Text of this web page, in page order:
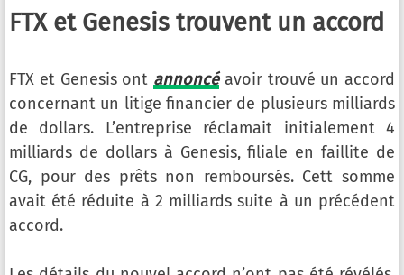
FTX et Genesis trouvent un accord
FTX et Genesis ont annoncéavoir trouvé un accord
concernant un litige financier de plusieurs milliards
de dollars. L’entreprise réclamait initialement 4
milliards de dollars à Genesis, filiale en faillite de
CG, pour des prêts non remboursés. Cett somme
avait été réduite à 2 milliards suite à un précédent
accord.